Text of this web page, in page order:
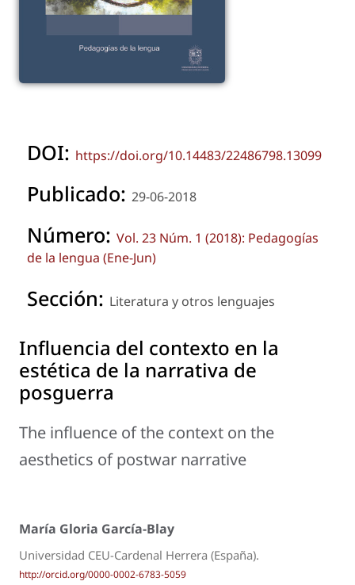
DOI: https://doi.org/10.14483/22486798.13099
Publicado: 29-06-2018
Número: Vol. 23 Núm. 1 (2018): Pedagogías
de la lengua (Ene-Jun)
Sección: Literatura y otros lenguajes
Influencia del contexto en la
estética de la narrativa de
posguerra
The influence of the context on the
aesthetics of postwar narrative
María Gloria García-Blay
Universidad CEU-Cardenal Herrera (España).
http://orcid.org/0000-0002-6783-5059